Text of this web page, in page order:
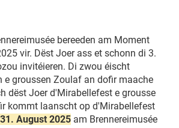
bereeden am Moment
vir. Dëst Joer ass et schonn di 3.
invitéieren. Di zwou éischt
e groussen Zoulaf an dofir maache
dëst Joer d'Mirabellefest e grousse
kommt laanscht op d'Mirabellefest
August 2025 am Brennereimusée